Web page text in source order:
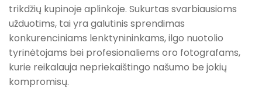
trikdžių kupinoje aplinkoje. Sukurtas svarbiausioms
užduotims, tai yra galutinis sprendimas
konkurenciniams lenktynininkams, ilgo nuotolio
tyrinėtojams bei profesionaliems oro fotografams,
kurie reikalauja nepriekaištingo našumo be jokių
kompromisų.